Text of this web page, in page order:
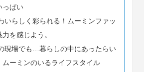
っぱい
いらしく彩られる！ムーミンファッ
を感じよう。
現場でも…暮らしの中にあったらい
ムーミンのいるライフスタイル